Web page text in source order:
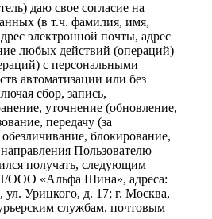
даю свое согласие на
(в т.ч. фамилия, имя,
электронной почты, адрес
любых действий (операций)
с персональными
автоматизации или без
сбор, запись,
уточнение (обновление,
передачу (за
блокирование,
Пользователю
получать, следующим
ООО «Альфа Шина», адреса:
Урицкого, д. 17; г. Москва,
службам, почтовым